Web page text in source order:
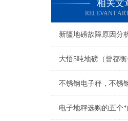
相关文
RELEVANT
新疆地磅故障原因分
电子地秤选购的五个